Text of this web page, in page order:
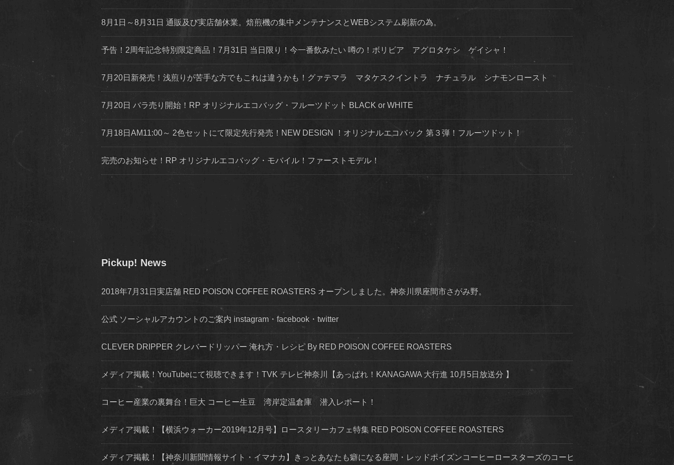
8月1日～8月31日 通販及び実店舗休業。焙煎機の集中メンテナンスとWEBシステム刷新の為。
予告！2周年記念特別限定商品！7月31日 当日限り！今一番飲みたい 噂の！ボリビア アグロタケシ ゲイシャ！
7月20日新発売！浅煎りが苦手な方でもこれは違うかも！グァテマラ マタケスクイントラ ナチュラル シナモンロースト
7月20日 バラ売り開始！RP オリジナルエコバッグ・フルーツドット BLACK or WHITE
7月18日AM11:00～ 2色セットにて限定先行発売！NEW DESIGN ！オリジナルエコバック 第３弾！フルーツドット！
完売のお知らせ！RP オリジナルエコバッグ・モバイル！ファーストモデル！
Pickup! News
2018年7月31日実店舗 RED POISON COFFEE ROASTERS オープンしました。神奈川県座間市さがみ野。
公式 ソーシャルアカウントのご案内 instagram・facebook・twitter
CLEVER DRIPPER クレバードリッパー 淹れ方・レシピ By RED POISON COFFEE ROASTERS
メディア掲載！YouTubeにて視聴できます！TVK テレビ神奈川【あっぱれ！KANAGAWA 大行進 10月5日放送分 】
コーヒー産業の裏舞台！巨大 コーヒー生豆 湾岸定温倉庫 潜入レポート！
メディア掲載！【横浜ウォーカー2019年12月号】ロースタリーカフェ特集 RED POISON COFFEE ROASTERS
メディア掲載！【神奈川新聞情報サイト・イマナカ】きっとあなたも癖になる座間・レッドポイズンコーヒーロースターズのコーヒー